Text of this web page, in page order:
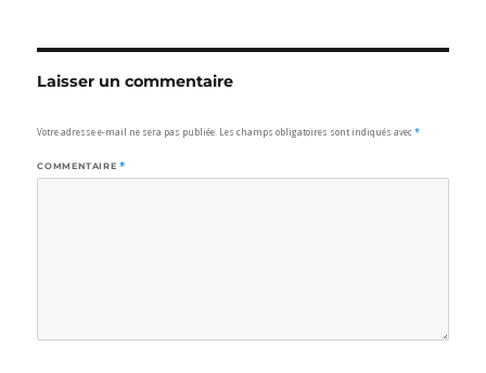
Laisser un commentaire
Votre adresse e-mail ne sera pas publiée. Les champs obligatoires sont indiqués avec*
COMMENTAIRE *